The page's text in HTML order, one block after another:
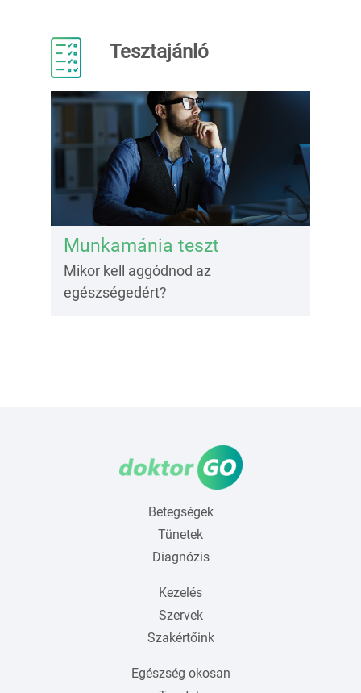
Tesztajánló
Munkamánia teszt
Mikor kell aggódnod az
egészségedért?
Betegségek
Tünetek
Diagnózis
Kezelés
Szervek
Szakértőink
Egészség okosan